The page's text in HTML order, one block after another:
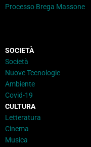
Processo Brega Massone
SOCIETÀ
Società
Nuove Tecnologie
Ambiente
Covid-19
CULTURA
Letteratura
Cinema
Musica